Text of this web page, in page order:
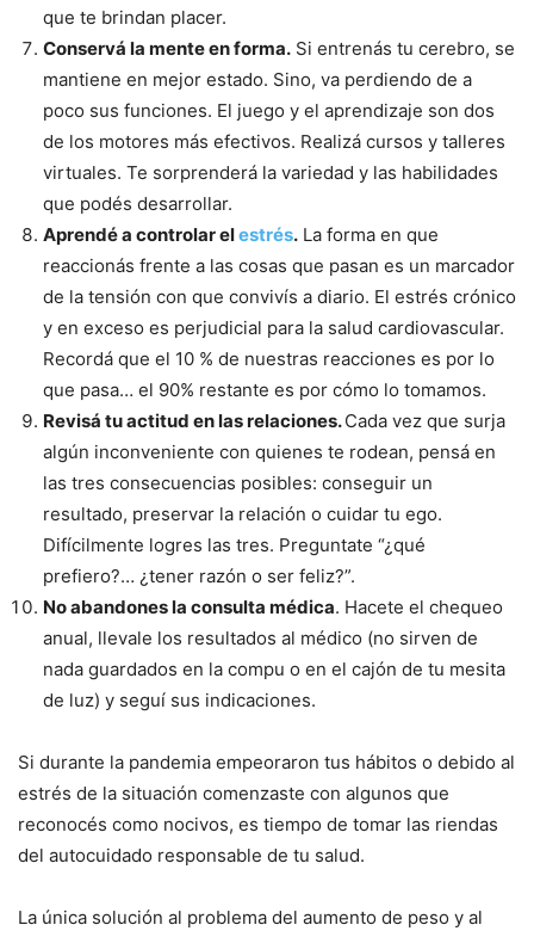
que te brindan placer.
Conservá la mente en forma. Si entrenás tu cerebro, se
mantiene en mejor estado. Sino, va perdiendo de a
poco sus funciones. El juego y el aprendizaje son dos
de los motores más efectivos. Realizá cursos y talleres
virtuales. Te sorprenderá la variedad y las habilidades
que podés desarrollar.
Aprendé a controlar elestrés. La forma en que
reaccionás frente a las cosas que pasan es un marcador
de la tensión con que convivís a diario. El estrés crónico
y en exceso es perjudicial para la salud cardiovascular.
Recordá que el 10 % de nuestras reacciones es por lo
que pasa… el 90% restante es por cómo lo tomamos.
Revisá tu actitud en las relaciones.Cada vez que surja
algún inconveniente con quienes te rodean, pensá en
las tres consecuencias posibles: conseguir un
resultado, preservar la relación o cuidar tu ego.
Difícilmente logres las tres. Preguntate “¿qué
prefiero?… ¿tener razón o ser feliz?”.
No abandones la consulta médica. Hacete el chequeo
anual, llevale los resultados al médico (no sirven de
nada guardados en la compu o en el cajón de tu mesita
de luz) y seguí sus indicaciones.
Si durante la pandemia empeoraron tus hábitos o debido al
estrés de la situación comenzaste con algunos que
reconocés como nocivos, es tiempo de tomar las riendas
del autocuidado responsable de tu salud.
La única solución al problema del aumento de peso y al